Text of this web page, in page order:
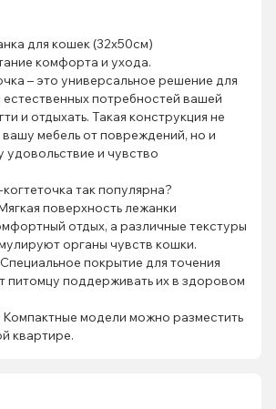
для кошек (32х50см)
комфорта и ухода.
– это универсальное решение для
потребностей вашей
и отдыхать. Такая конструкция не
вашу мебель от повреждений, но и
удовольствие и чувство
так популярна?
поверхность лежанки
отдых, а различные текстуры
органы чувств кошки.
покрытие для точения
питомцу поддерживать их в здоровом
модели можно разместить
квартире.